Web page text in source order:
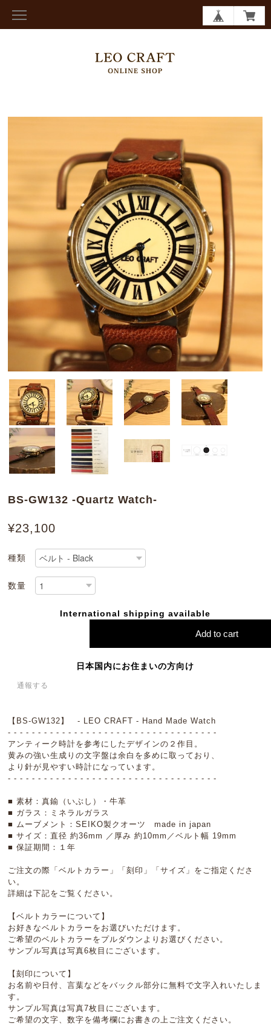
BS-GW132 -Quartz Watch-
¥23,100
種類
数量
International shipping available
Add to cart
日本国内にお住まいの方向け
通報する
【BS-GW132】 - LEO CRAFT - Hand Made Watch
- - - - - - - - - - - - - - - - - - - - - - - - - - - - - - - - - - -
アンティーク時計を参考にしたデザインの２作目。
黄みの強い生成りの文字盤は余白を多めに取っており、
より針が見やすい時計になっています。
- - - - - - - - - - - - - - - - - - - - - - - - - - - - - - - - - - -
■ 素材：真鍮（いぶし）・牛革
■ ガラス：ミネラルガラス
■ ムーブメント：SEIKO製クオーツ made in japan
■ サイズ：直径 約36mm ／厚み 約10mm／ベルト幅 19mm
■ 保証期間：１年
ご注文の際「ベルトカラー」「刻印」「サイズ」をご指定くださ
い。
詳細は下記をご覧ください。
【ベルトカラーについて】
お好きなベルトカラーをお選びいただけます。
ご希望のベルトカラーをプルダウンよりお選びください。
サンプル写真は写真6枚目にございます。
【刻印について】
お名前や日付、言葉などをバックル部分に無料で文字入れいたしま
す。
サンプル写真は写真7枚目にございます。
ご希望の文字、数字を備考欄にお書きの上ご注文ください。